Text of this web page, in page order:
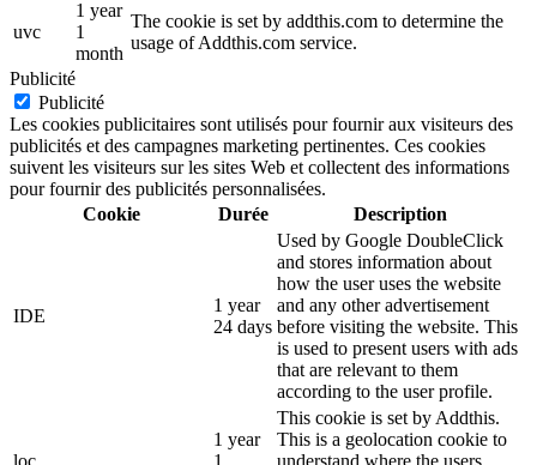
uvc
1 year
1
month
The cookie is set by addthis.com to determine the
usage of Addthis.com service.
Publicité
Publicité
Les cookies publicitaires sont utilisés pour fournir aux visiteurs des
publicités et des campagnes marketing pertinentes. Ces cookies
suivent les visiteurs sur les sites Web et collectent des informations
pour fournir des publicités personnalisées.
Cookie
Durée Description
IDE
1 year
24 days
Used by Google DoubleClick
and stores information about
how the user uses the website
and any other advertisement
before visiting the website. This
is used to present users with ads
that are relevant to them
according to the user profile.
1 year
This cookie is set by Addthis.
This is a geolocation cookie to